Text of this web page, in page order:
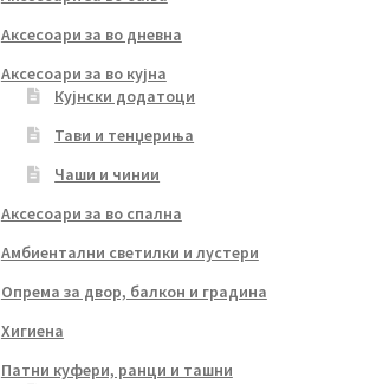
Аксесоари за во дневна
Аксесоари за во кујна
Кујнски додатоци
Тави и тенџериња
Чаши и чинии
Аксесоари за во спална
Амбиентални светилки и лустери
Опрема за двор, балкон и градина
Хигиена
Патни куфери, ранци и ташни